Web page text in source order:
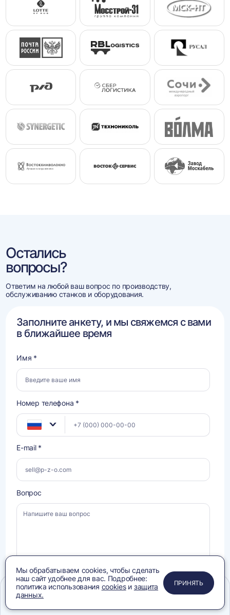
Остались
вопросы?
Ответим на любой ваш вопрос по производству,
обслуживанию станков и оборудования.
Заполните анкету, и мы свяжемся с вами
в ближайшее время
Имя *
Номер телефона *
E-mail *
Вопрос
Даю
согласиесогласен с условиямиПолитики конфиденциальности, ознакомлен с
ПРИМЕНИТЬ
ЗАКРЫТЬ
ЗАКРЫТЬ
ЗАКРЫТЬ
Мы обрабатываем cookies, чтобы сделать
наш сайт удобнее для вас. Подробнее:
политика использования cookiesи защита
данных.
ПРИНЯТЬ